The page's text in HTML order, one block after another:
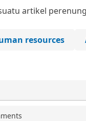
artikel
resources